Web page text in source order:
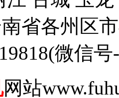
省各州区
微信
网站